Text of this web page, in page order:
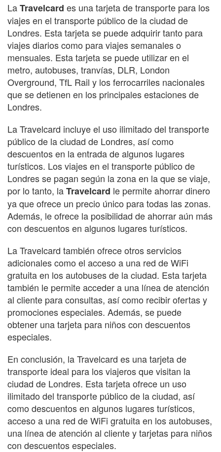
LaTravelcard es una tarjeta de transporte para los
viajes en el transporte público de la ciudad de
Londres. Esta tarjeta se puede adquirir tanto para
viajes diarios como para viajes semanales o
mensuales. Esta tarjeta se puede utilizar en el
metro, autobuses, tranvías, DLR, London
Overground, TfL Rail y los ferrocarriles nacionales
que se detienen en los principales estaciones de
Londres.
La Travelcard incluye el uso ilimitado del transporte
público de la ciudad de Londres, así como
descuentos en la entrada de algunos lugares
turísticos. Los viajes en el transporte público de
Londres se pagan según la zona en la que se viaje,
por lo tanto, laTravelcard le permite ahorrar dinero
ya que ofrece un precio único para todas las zonas.
Además, le ofrece la posibilidad de ahorrar aún más
con descuentos en algunos lugares turísticos.
La Travelcard también ofrece otros servicios
adicionales como el acceso a una red de WiFi
gratuita en los autobuses de la ciudad. Esta tarjeta
también le permite acceder a una línea de atención
al cliente para consultas, así como recibir ofertas y
promociones especiales. Además, se puede
obtener una tarjeta para niños con descuentos
especiales.
En conclusión, la Travelcard es una tarjeta de
transporte ideal para los viajeros que visitan la
ciudad de Londres. Esta tarjeta ofrece un uso
ilimitado del transporte público de la ciudad, así
como descuentos en algunos lugares turísticos,
acceso a una red de WiFi gratuita en los autobuses,
una línea de atención al cliente y tarjetas para niños
con descuentos especiales.